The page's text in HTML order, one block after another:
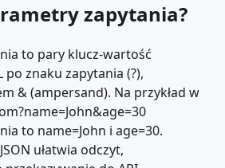
zapytania?
to pary klucz-wartość
po znaku zapytania (?),
& (ampersand). Na przykład w
to name=John i age=30.
ułatwia odczyt,